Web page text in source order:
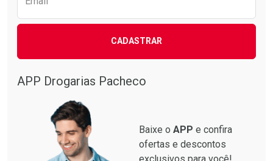
CADASTRAR
APP Drogarias Pacheco
Baixe o APP e confira
ofertas e descontos